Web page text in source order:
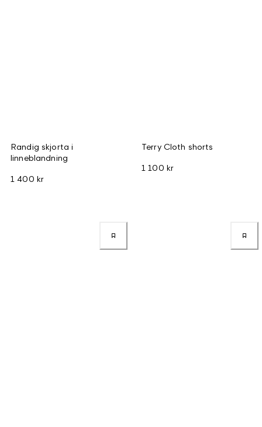
Randig skjorta i
linneblandning
1 400 kr
Terry Cloth shorts
1 100 kr